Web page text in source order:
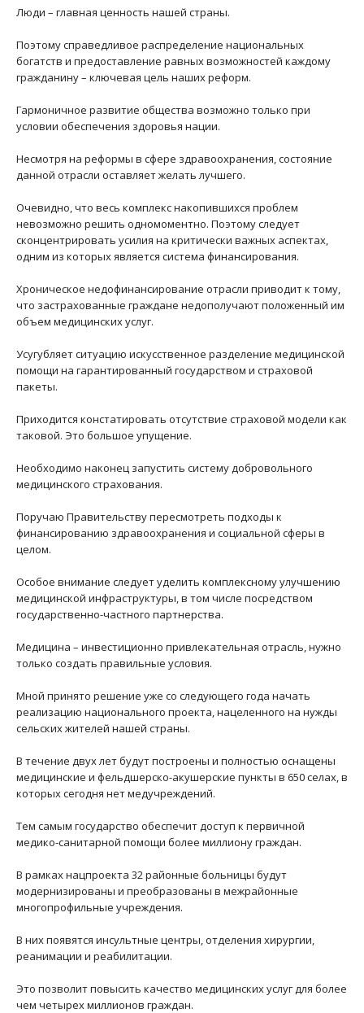
Люди – главная ценность нашей страны.
Поэтому справедливое распределение национальных
богатств и предоставление равных возможностей каждому
гражданину – ключевая цель наших реформ.
Гармоничное развитие общества возможно только при
условии обеспечения здоровья нации.
Несмотря на реформы в сфере здравоохранения, состояние
данной отрасли оставляет желать лучшего.
Очевидно, что весь комплекс накопившихся проблем
невозможно решить одномоментно. Поэтому следует
сконцентрировать усилия на критически важных аспектах,
одним из которых является система финансирования.
Хроническое недофинансирование отрасли приводит к тому,
что застрахованные граждане недополучают положенный им
объем медицинских услуг.
Усугубляет ситуацию искусственное разделение медицинской
помощи на гарантированный государством и страховой
пакеты.
Приходится констатировать отсутствие страховой модели как
таковой. Это большое упущение.
Необходимо наконец запустить систему добровольного
медицинского страхования.
Поручаю Правительству пересмотреть подходы к
финансированию здравоохранения и социальной сферы в
целом.
Особое внимание следует уделить комплексному улучшению
медицинской инфраструктуры, в том числе посредством
государственно-частного партнерства.
Медицина – инвестиционно привлекательная отрасль, нужно
только создать правильные условия.
Мной принято решение уже со следующего года начать
реализацию национального проекта, нацеленного на нужды
сельских жителей нашей страны.
В течение двух лет будут построены и полностью оснащены
медицинские и фельдшерско-акушерские пункты в 650 селах, в
которых сегодня нет медучреждений.
Тем самым государство обеспечит доступ к первичной
медико-санитарной помощи более миллиону граждан.
В рамках нацпроекта 32 районные больницы будут
модернизированы и преобразованы в межрайонные
многопрофильные учреждения.
В них появятся инсультные центры, отделения хирургии,
реанимации и реабилитации.
Это позволит повысить качество медицинских услуг для более
чем четырех миллионов граждан.